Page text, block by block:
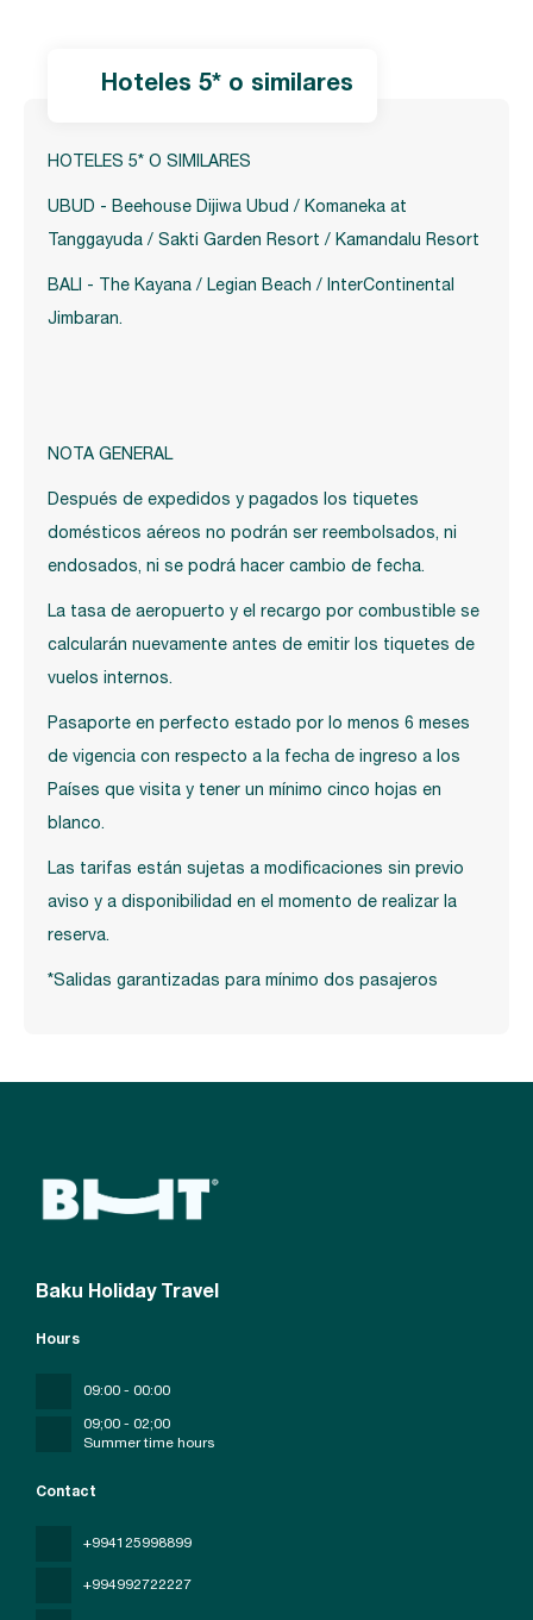
hoteles 5* o similares
HOTELES 5* O SIMILARES
UBUD - Beehouse Dijiwa Ubud / Komaneka at
Tanggayuda / Sakti Garden Resort / Kamandalu Resort
BALI - The Kayana / Legian Beach / InterContinental
Jimbaran.
NOTA GENERAL
Después de expedidos y pagados los tiquetes
domésticos aéreos no podrán ser reembolsados, ni
endosados, ni se podrá hacer cambio de fecha.
La tasa de aeropuerto y el recargo por combustible se
calcularán nuevamente antes de emitir los tiquetes de
vuelos internos.
Pasaporte en perfecto estado por lo menos 6 meses
de vigencia con respecto a la fecha de ingreso a los
Países que visita y tener un mínimo cinco hojas en
blanco.
Las tarifas están sujetas a modificaciones sin previo
aviso y a disponibilidad en el momento de realizar la
reserva.
*Salidas garantizadas para mínimo dos pasajeros
Baku Holiday Travel
Contact
+994125998899
+994992722227
Hours
09:00 - 00:00
09;00 - 02;00
Summer time hours